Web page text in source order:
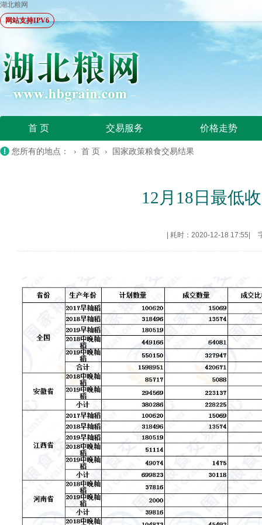
湖北粮网
网站支持IPV6
首 页 交易服务 价格走势
您所有的地点： › 首 页 › 国家政策粮食交易结果
12月18日最低
耗时：2020-12-18 17:55